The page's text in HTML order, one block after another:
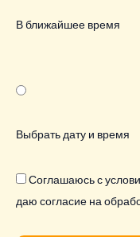
В ближайшее время
Выбрать дату и время
Соглашаюсь с
даю согласие на